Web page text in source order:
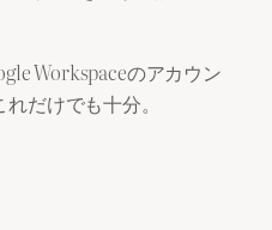
Workspaceのアカウン
だけでも十分。